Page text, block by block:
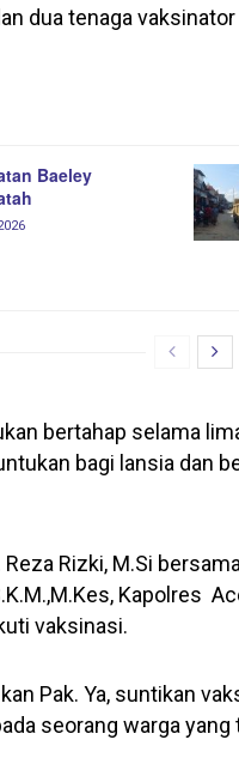
dua tenaga
Baeley
bertahap selama
bagi lansia dan
Rizki, M.Si
Kapolres
vaksinasi.
Pak. Ya, suntikan
seorang warga